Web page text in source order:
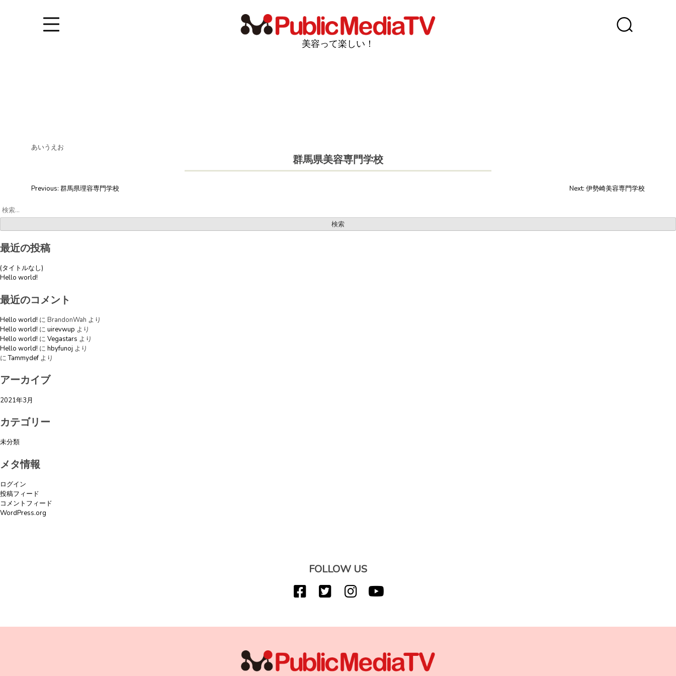
美容って楽しい！
あいうえお
群馬県美容専門学校
投
ナ
ビ
ゲ
ー
シ
ン
Previous: 群馬県理容専門学校 Next: 伊勢崎美容専門学校
検
索:
最近の投稿
(タイトルなし)
Hello world!
最近のコメント
Hello world! に BrandonWah より
Hello world! に uirevwup より
Hello world! に Vegastars より
Hello world! に hbyfunoj より
にTammydef より
アーカイブ
2021年3月
カテゴリー
未分類
メタ情報
ログイン
投稿フィード
コメントフィード
WordPress.org
FOLLOW US